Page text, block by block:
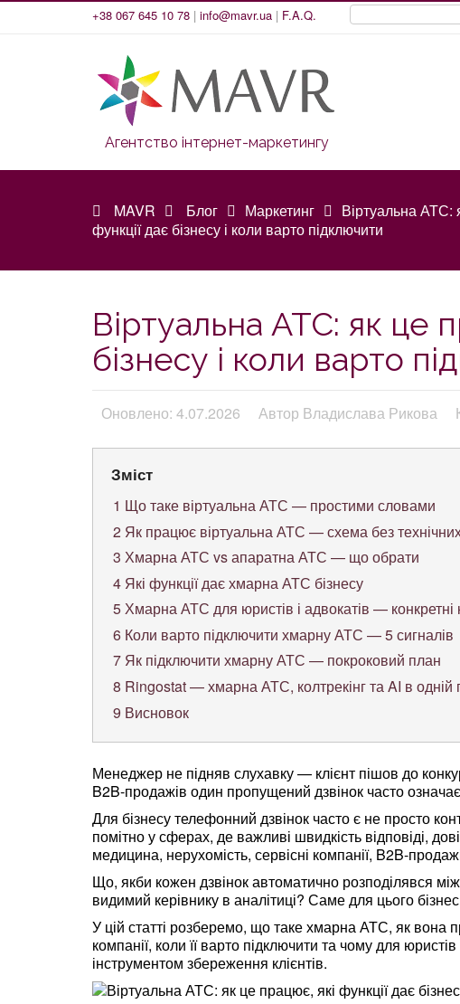
+38 067 645 10 78 | info@mavr.ua | F.A.Q.
Агентство інтернет-маркетингу
MAVR Блог Маркетинг
Віртуальна АТС:
функції дає бізнесу і коли варто підключити
Віртуальна АТС: як це
бізнесу і коли варто
Оновлено: 4.07.2026 Автор Владислава Рикова
Зміст
1 Що таке віртуальна АТС — простими словами
2 Як працює віртуальна АТС — схема без
3 Хмарна АТС vs апаратна АТС — що обрати
4 Які функції дає хмарна АТС бізнесу
5Хмарна АТС для юристів і адвокатів — конкретні
6 Коли варто підключити хмарну АТС — 5 сигналів
7 Як підключити хмарну АТС — покроковий план
8 Ringostat — хмарна АТС, колтрекінг та AI в одній
9 Висновок
Менеджер не підняв слухавку — клієнт пішов до
B2B-продажів один пропущений дзвінок часто
Для бізнесу телефонний дзвінок часто є не просто
помітно у сферах, де важливі швидкість відповіді,
медицина, нерухомість, сервісні компанії, B2B-
Що, якби кожен дзвінок автоматично розподілявся
видимий керівнику в аналітиці? Саме для цього
У цій статті розберемо, що таке хмарна АТС, як вона
компанії, коли її варто підключити та чому для
інструментом збереження клієнтів.